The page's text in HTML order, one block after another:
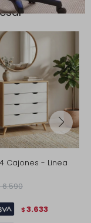
Cajones - Linea
6.590
$ 3.633